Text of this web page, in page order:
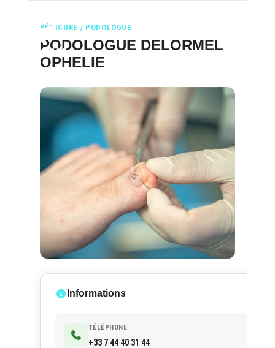
PÉDICURE / PODOLOGUE
PODOLOGUE DELORMEL
OPHELIE
Informations
TÉLÉPHONE
+33 7 44 40 31 44